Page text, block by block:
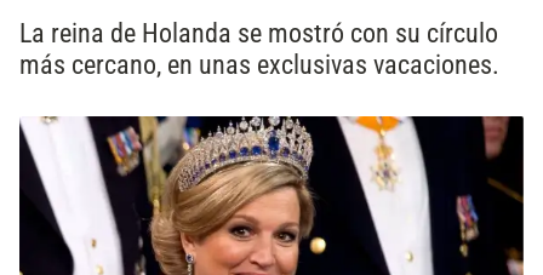
La reina de Holanda se mostró con su círculo
más cercano, en unas exclusivas vacaciones.